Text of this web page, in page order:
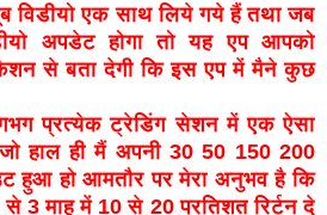
विडीयो एक साथ लिये गये हैं तथा जब
अपडेट होगा तो यह एप आपको
से बता देगी कि इस एप में मैने कुछ
प्रत्येक ट्रेडिंग सेशन में एक ऐसा
हाल ही मैं अपनी 30 50 150 200
हुआ हो आमतौर पर मेरा अनुभव है कि
3 माह में 10 से 20 प्रतिशत रिर्टन दे